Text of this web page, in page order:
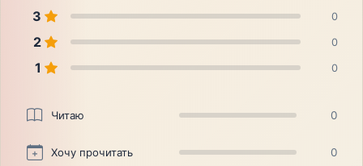
3 0
2 0
1 0
Читаю 0
Хочу прочитать 0